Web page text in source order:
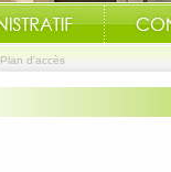
Plan d'accès